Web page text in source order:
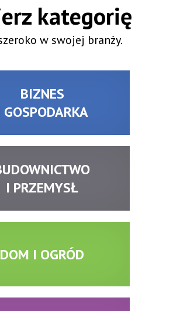
kategorię
w swojej branży.
BIZNES
GOSPODARKA
I PRZEMYSŁ
DOM I OGRÓD